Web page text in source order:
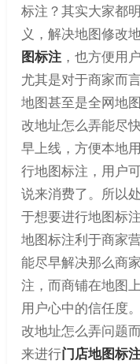
标注？其实大家都
义，解决地图修改
图标注，也方便用
尤其是对于商家而
地图甚至是全网地
改地址怎么弄能尽
早上线，方便本地
行地图标注，用户
说来消费了。所以
于想要进行地图标
地图标注利于商家
能尽早解决那么商
注，而商铺在地图
用户心中的信任度
改地址怎么弄问题
来进行门店地图标